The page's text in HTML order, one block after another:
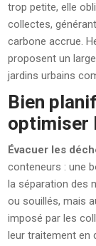
trop petite, elle
collectes,
carbone accrue.
proposent un
jardins urbains
Bien
optimiser
Évacuer les
conteneurs : une
la séparation des
ou souillés, mais
imposé par les
leur traitement en